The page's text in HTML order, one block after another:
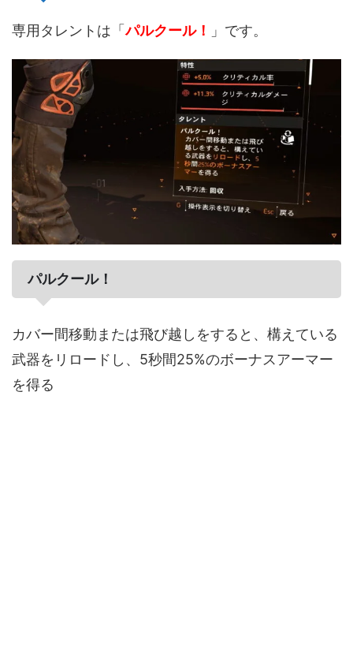
専用タレントは「パルクール！ 」です。
パルクール！
カバー間移動または飛び越しをすると、構えている
武器をリロードし、5秒間25%のボーナスアーマー
を得る